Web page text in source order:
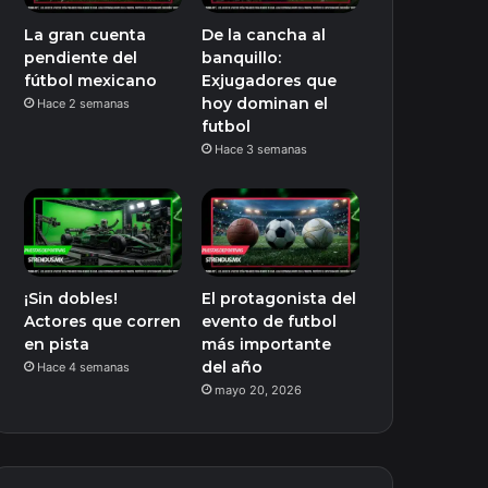
La gran cuenta
pendiente del
fútbol mexicano
Hace 2 semanas
De la cancha al
banquillo:
Exjugadores que
hoy dominan el
futbol
Hace 3 semanas
¡Sin dobles!
Actores que corren
en pista
Hace 4 semanas
El protagonista del
evento de futbol
más importante
del año
mayo 20, 2026